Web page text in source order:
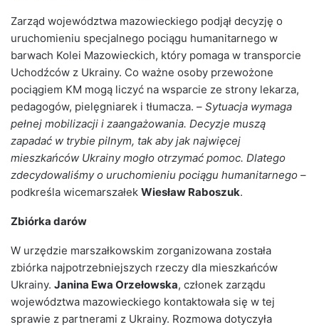
Zarząd województwa mazowieckiego podjął decyzję o
uruchomieniu specjalnego pociągu humanitarnego w
barwach Kolei Mazowieckich, który pomaga w transporcie
Uchodźców z Ukrainy. Co ważne osoby przewożone
pociągiem KM mogą liczyć na wsparcie ze strony lekarza,
pedagogów, pielęgniarek i tłumacza. – Sytuacja wymaga
pełnej mobilizacji i zaangażowania. Decyzje muszą
zapadać w trybie pilnym, tak aby jak najwięcej
mieszkańców Ukrainy mogło otrzymać pomoc. Dlatego
zdecydowaliśmy o uruchomieniu pociągu humanitarnego –
podkreśla wicemarszałek Wiesław Raboszuk.
Zbiórka darów
W urzędzie marszałkowskim zorganizowana została
zbiórka najpotrzebniejszych rzeczy dla mieszkańców
Ukrainy. Janina Ewa Orzełowska, członek zarządu
województwa mazowieckiego kontaktowała się w tej
sprawie z partnerami z Ukrainy. Rozmowa dotyczyła